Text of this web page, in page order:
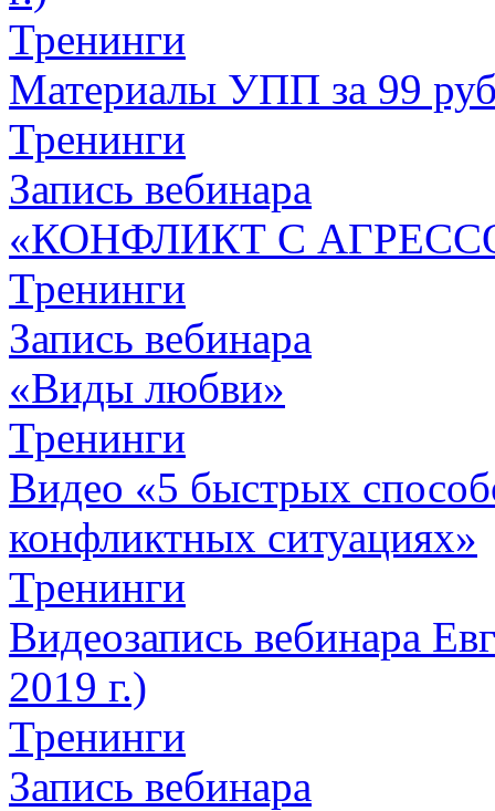
Тренинги
Материалы УПП за 99
Тренинги
Запись вебинара
«КОНФЛИКТ С
Тренинги
Запись вебинара
«Виды любви»
Тренинги
Видео «5 быстрых
конфликтных ситуациях»
Тренинги
Видеозапись вебинара
2019 г.)
Тренинги
Запись вебинара